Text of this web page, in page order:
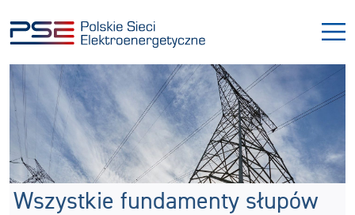
do
menu
do
treści
Wszystkie fundamenty słupów